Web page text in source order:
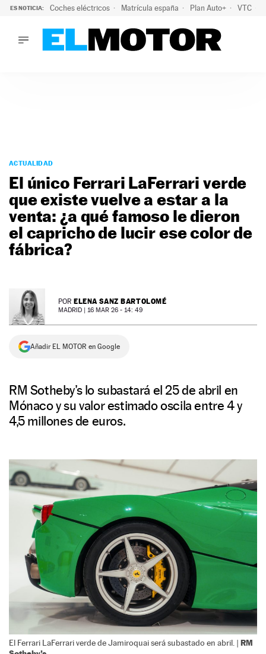
ES NOTICIA: Coches eléctricos Matrícula españa Plan Auto+ VTC
PODCAST
MOTOS
TECNOLOGÍA
SUPERCOCHES
MOTORTV
PREMIOS
SERVICIOS
SÍGUENOS
ACTUALIDAD
El único Ferrari LaFerrari verde
que existe vuelve a estar a la
venta: ¿a qué famoso le dieron
el capricho de lucir ese color de
fábrica?
POR ELENA SANZ BARTOLOMÉ
MADRID | 16 MAR 26 - 14: 49
Añadir EL MOTOR en Google
RM Sotheby’s lo subastará el 25 de abril en
Mónaco y su valor estimado oscila entre 4 y
4,5 millones de euros.
El Ferrari LaFerrari verde de Jamiroquai será subastado en abril. | RM